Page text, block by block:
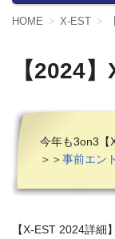
コ
ン
ツ
移
HOME X-EST
【2024
今年も3on3【
＞＞事前エン
【X-EST 2024詳細】